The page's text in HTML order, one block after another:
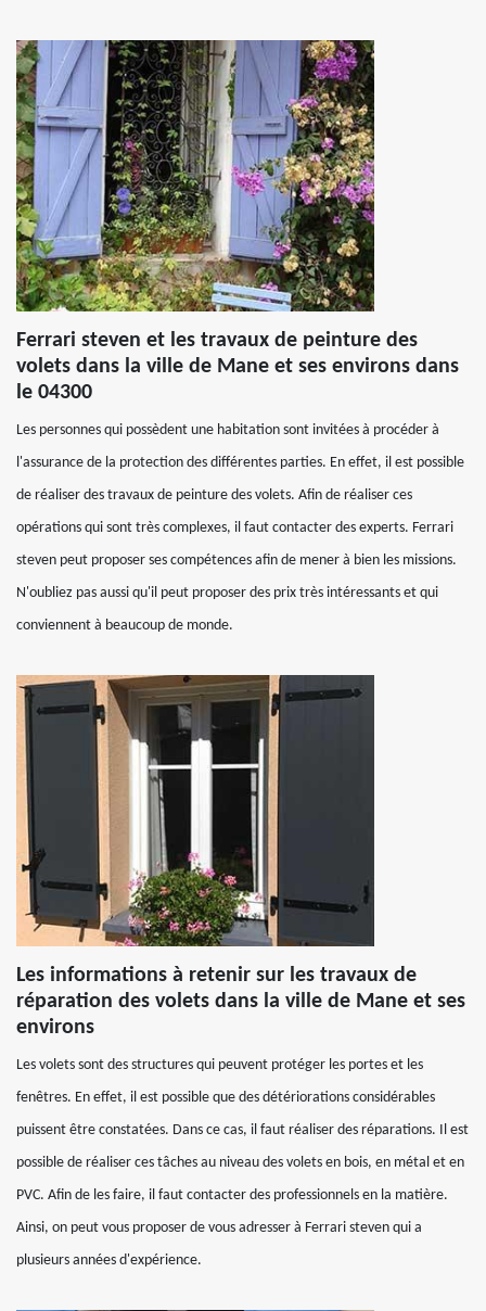
Ferrari steven et les travaux de peinture des
volets dans la ville de Mane et ses environs dans
le 04300
Les personnes qui possèdent une habitation sont invitées à procéder à
l'assurance de la protection des différentes parties. En effet, il est possible
de réaliser des travaux de peinture des volets. Afin de réaliser ces
opérations qui sont très complexes, il faut contacter des experts. Ferrari
steven peut proposer ses compétences afin de mener à bien les missions.
N'oubliez pas aussi qu'il peut proposer des prix très intéressants et qui
conviennent à beaucoup de monde.
Les informations à retenir sur les travaux de
réparation des volets dans la ville de Mane et ses
environs
Les volets sont des structures qui peuvent protéger les portes et les
fenêtres. En effet, il est possible que des détériorations considérables
puissent être constatées. Dans ce cas, il faut réaliser des réparations. Il est
possible de réaliser ces tâches au niveau des volets en bois, en métal et en
PVC. Afin de les faire, il faut contacter des professionnels en la matière.
Ainsi, on peut vous proposer de vous adresser à Ferrari steven qui a
plusieurs années d'expérience.